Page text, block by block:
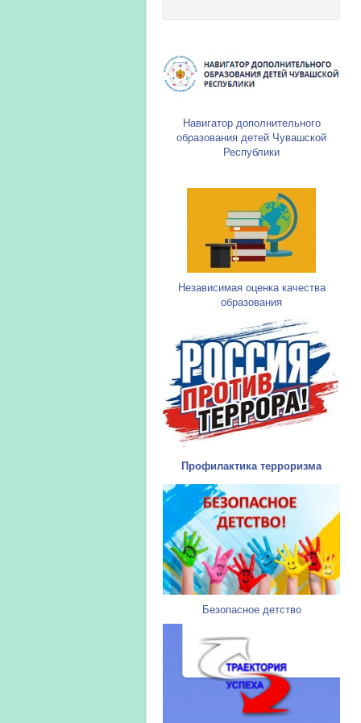
Навигатор дополнительного
образования детей Чувашской
Республики
Независимая оценка качества
образования
Профилактика терроризма
Безопасное детство